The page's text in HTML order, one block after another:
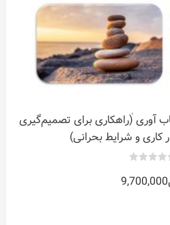
آوری (ٰراهکاری برای تصمیم‌گیری
کاری و شرایط بحرانی)
9,700,000